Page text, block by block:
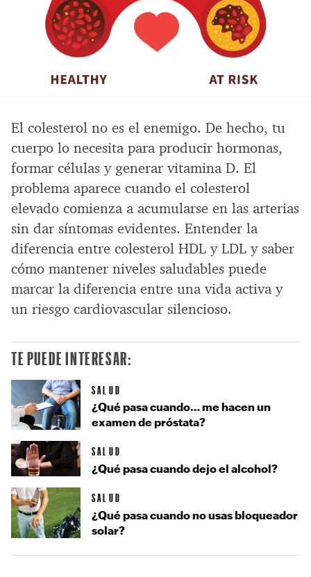
El colesterol no es el enemigo. De hecho, tu
cuerpo lo necesita para producir hormonas,
formar células y generar vitamina D. El
problema aparece cuando el colesterol
elevado comienza a acumularse en las arterias
sin dar síntomas evidentes. Entender la
diferencia entre colesterol HDL y LDL y saber
cómo mantener niveles saludables puede
marcar la diferencia entre una vida activa y
un riesgo cardiovascular silencioso.
TE PUEDE INTERESAR:
SALUD
¿Qué pasa cuando… me hacen un
examen de próstata?
SALUD
¿Qué pasa cuando dejo el alcohol?
SALUD
¿Qué pasa cuando no usas bloqueador
solar?